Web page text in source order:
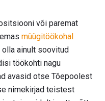
või paremat
müügitöökohal
ainult soovitud
töökohti nagu
avasid otse Tõepoolest
nimekirjad teistest